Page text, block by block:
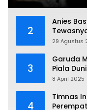
2
Anies
Demo
29 Agustus
3
Garuda
Piala
8 April 2025
4
Timnas